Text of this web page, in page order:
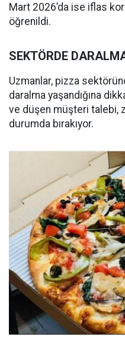
Mart 2026’da ise iflas
öğrenildi.
SEKTÖRDE
Uzmanlar, pizza
daralma yaşandığına
ve düşen müşteri talebi,
durumda bırakıyor.